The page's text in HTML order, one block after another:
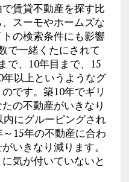
賃貸不動産を探す比
スーモやホームズな
の検索条件にも影響
で一緒くたにされて
で、10年目まで、15
以上というようなグ
です。築10年でギリ
の不動産がいきなり
にグルーピングされ
15年の不動産に合わ
いきなり減ります。
気が付いていないと